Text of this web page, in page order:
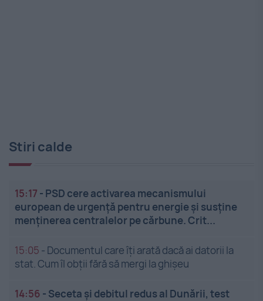
Stiri calde
15:17 - PSD cere activarea mecanismului
european de urgență pentru energie și susține
menținerea centralelor pe cărbune. Crit...
15:05 - Documentul care îți arată dacă ai datorii la
stat. Cum îl obții fără să mergi la ghișeu
14:56 - Seceta și debitul redus al Dunării, test